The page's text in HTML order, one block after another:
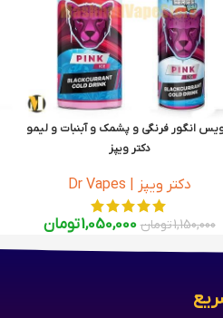
انگور فرنگی و پشمک و آبنبات و لیمو
دکتر ویپز
دکتر ویپز | Dr Vapes
1,150,000تومان 1,050,000تومان